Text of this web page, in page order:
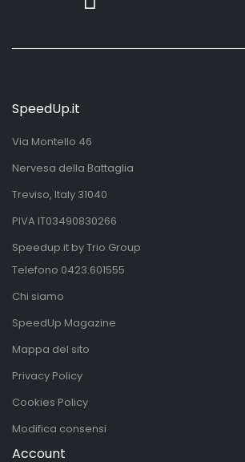
SpeedUp.it
Via Montello 46
Nervesa della Battaglia
Treviso, Italy 31040
PIVA IT03490830266
Speedup.it by Trio Group
Telefono 0423.601555
Chi siamo
SpeedUp Magazine
Mappa del sito
Privacy Policy
Cookies Policy
Modifica consensi
Account